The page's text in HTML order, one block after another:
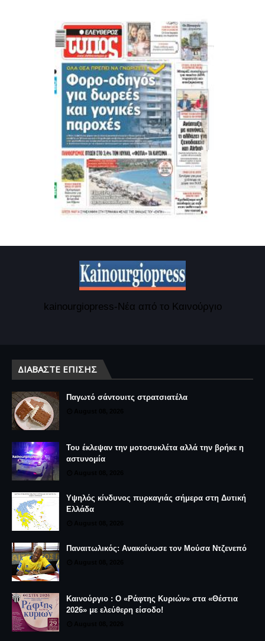
kainourgiopress-Νέα από το Καινούργιο
ΔΙΑΒΆΣΤΕ ΕΠΊΣΗΣ
Παγωτό σάντουιτς στρατσιατέλα
Του έκλεψαν την μοτοσυκλέτα αλλά την βρήκε η
αστυνομία
Υψηλός κίνδυνος πυρκαγιάς σήμερα στη Δυτική
Ελλάδα
Παναιτωλικός: Ανακοίνωσε τον Μούσα Ντζενεπό
Καινούργιο : Ο «Ράφτης Κυριών» στα «Θέστια
2026» με ελεύθερη είσοδο!